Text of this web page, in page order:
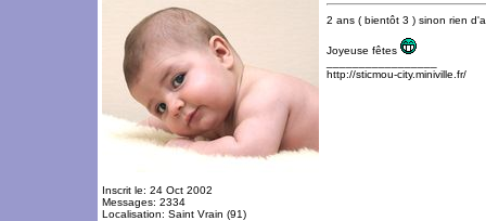
Inscrit le: 24 Oct 2002
Messages: 2334
Localisation: Saint Vrain (91)
2 ans ( bientôt 3 ) sinon rien
Joyeuse fêtes
http://sticmou-city.miniville.fr/